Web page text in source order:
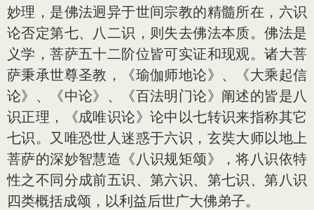
妙理，是佛法迥异于世间宗教的精髓所在，六识
论否定第七、八二识，则失去佛法本质。佛法是
义学，菩萨五十二阶位皆可实证和现观。诸大菩
萨秉承世尊圣教，《瑜伽师地论》、《大乘起信
论》、《中论》、《百法明门论》阐述的皆是八
识正理，《成唯识论》论中以七转识来指称其它
七识。又唯恐世人迷惑于六识，玄奘大师以地上
菩萨的深妙智慧造《八识规矩颂》，将八识依特
性之不同分成前五识、第六识、第七识、第八识
四类概括成颂，以利益后世广大佛弟子。